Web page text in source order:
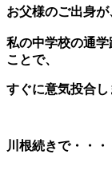
お父様のご出身が
私の中学校の通
ことで、
すぐに意気投合し
川根続きで・・・